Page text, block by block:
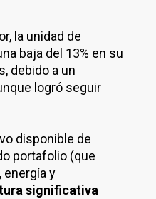
la unidad de
baja del 13% en su
debido a un
logró seguir
disponible de
portafolio (que
energía y
significativa